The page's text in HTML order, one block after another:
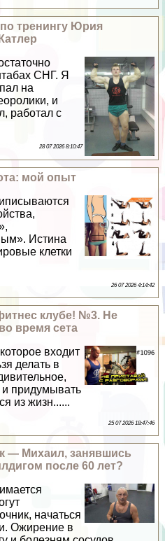
тренингу Юрия
СНГ. Я
на
и
работал с
28 07 2026 8:10:47
мой опыт
Истина
клетки
26 07 2026 4:14:42
клубе! №3. Не
время сета
входит
делать в
придумывать
из жизн......
25 07 2026 18:47:46
— Михаил, занявшись
после 60 лет?
начаться
Ожирение в